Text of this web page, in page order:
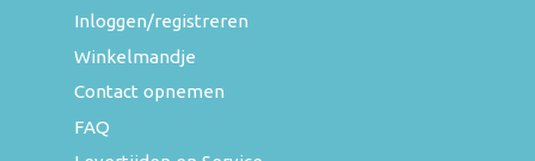
Inloggen/registreren
Winkelmandje
Contact opnemen
FAQ